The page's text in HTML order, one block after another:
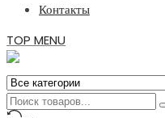
Контакты
TOP MENU